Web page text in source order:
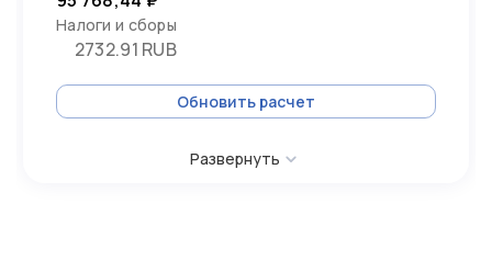
Налоги и сборы
2732.91 RUB
Обновить расчет
Развернуть